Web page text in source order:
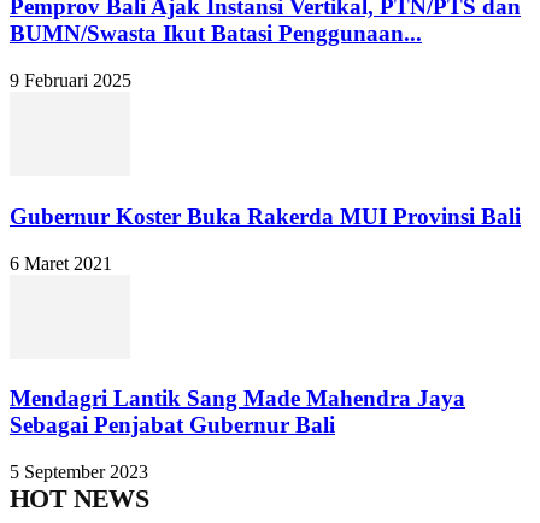
Pemprov Bali Ajak Instansi Vertikal, PTN/PTS dan
BUMN/Swasta Ikut Batasi Penggunaan...
9 Februari 2025
Gubernur Koster Buka Rakerda MUI Provinsi Bali
6 Maret 2021
Mendagri Lantik Sang Made Mahendra Jaya
Sebagai Penjabat Gubernur Bali
5 September 2023
HOT NEWS